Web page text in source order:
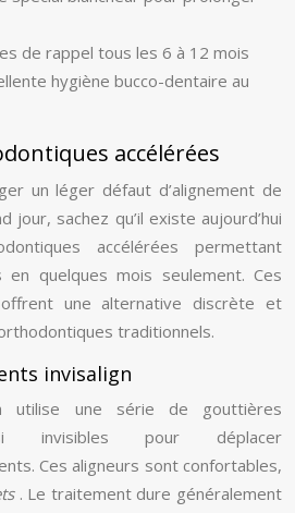
de rappel tous les 6 à 12 mois
hygiène bucco-dentaire au
accélérées
un léger défaut d’alignement de
jour, sachez qu’il existe aujourd’hui
accélérées permettant
en quelques mois seulement. Ces
une alternative discrète et
traditionnels.
invisalign
utilise une série de gouttières
invisibles pour déplacer
Ces aligneurs sont confortables,
. Le traitement dure généralement